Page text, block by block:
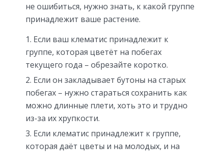
не ошибиться, нужно знать, к какой группе
принадлежит ваше растение.
Если ваш клематис принадлежит к
группе, которая цветёт на побегах
текущего года – обрезайте коротко.
Если он закладывает бутоны на старых
побегах – нужно стараться сохранить как
можно длинные плети, хоть это и трудно
из-за их хрупкости.
Если клематис принадлежит к группе,
которая даёт цветы и на молодых, и на